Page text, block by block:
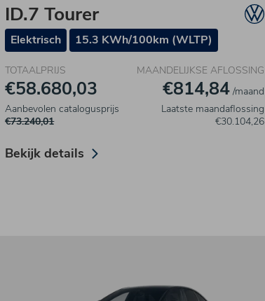
ID.7 Tourer
Elektrisch 15.3 KWh/100km (WLTP)
TOTAALPRIJS
€58.680,03
Aanbevolen catalogusprijs
€73.240,01
MAANDELIJKSE AFLOSSING
€814,84/maand
Laatste maandaflossing
€30.104,26
Bekijk details